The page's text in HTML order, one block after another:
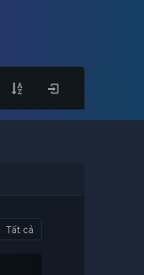
Tất cả